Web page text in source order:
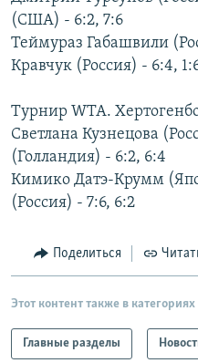
Все сайты РСЕ/РС
(США) - 6:2, 7:6
Теймураз Габашвили
Кравчук (Россия) - 6:4,
Турнир WTA.
Светлана Кузнецова
(Голландия) - 6:2, 6:4
Кимико Датэ-Крумм
(Россия) - 7:6, 6:2
Поделиться
Этот контент также в категориях
Главные разделы